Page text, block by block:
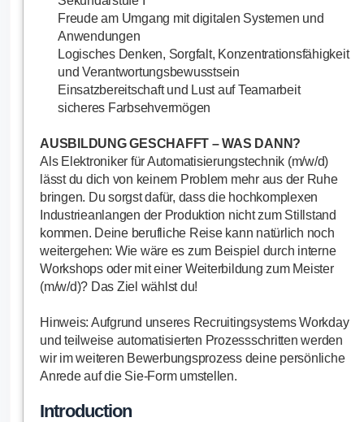
Freude am Umgang mit digitalen Systemen und
Anwendungen
Logisches Denken, Sorgfalt, Konzentrationsfähigkeit
und Verantwortungsbewusstsein
Einsatzbereitschaft und Lust auf Teamarbeit
sicheres Farbsehvermögen
AUSBILDUNG GESCHAFFT – WAS DANN?
Als Elektroniker für Automatisierungstechnik (m/w/d)
lässt du dich von keinem Problem mehr aus der Ruhe
bringen. Du sorgst dafür, dass die hochkomplexen
Industrieanlangen der Produktion nicht zum Stillstand
kommen. Deine berufliche Reise kann natürlich noch
weitergehen: Wie wäre es zum Beispiel durch interne
Workshops oder mit einer Weiterbildung zum Meister
(m/w/d)? Das Ziel wählst du!
Hinweis: Aufgrund unseres Recruitingsystems Workday
und teilweise automatisierten Prozessschritten werden
wir im weiteren Bewerbungsprozess deine persönliche
Anrede auf die Sie-Form umstellen.
Introduction